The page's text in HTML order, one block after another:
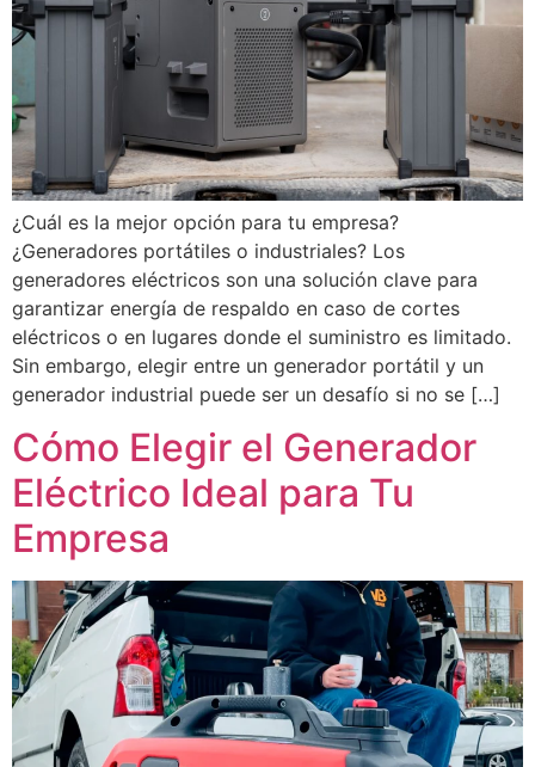
¿Cuál es la mejor opción para tu empresa?
¿Generadores portátiles o industriales? Los
generadores eléctricos son una solución clave para
garantizar energía de respaldo en caso de cortes
eléctricos o en lugares donde el suministro es limitado.
Sin embargo, elegir entre un generador portátil y un
generador industrial puede ser un desafío si no se […]
Cómo Elegir el Generador
Eléctrico Ideal para Tu
Empresa